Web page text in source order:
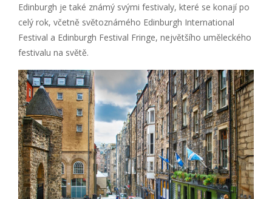
Edinburgh je také známý svými festivaly, které se konají po
celý rok, včetně světoznámého Edinburgh International
Festival a Edinburgh Festival Fringe, největšího uměleckého
festivalu na světě.